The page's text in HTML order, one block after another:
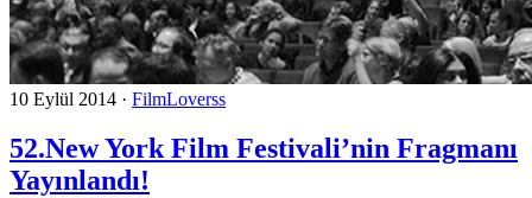
10 Eylül 2014 · FilmLoverss
52.New York Film Festivali’nin Fragmanı
Yayınlandı!